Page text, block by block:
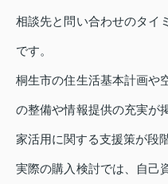
相談先と問い合わせのタイ
です。
桐生市の住生活基本計画や
の整備や情報提供の充実が
家活用に関する支援策が段
実際の購入検討では、自己